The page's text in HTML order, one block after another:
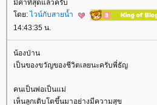
มีค่าที่สุดแล้วครับ
ดย: ไวน์กับสายน้ำ
14:43:35 น.
น้องป่าน
เป็นของขวัญของชีวิตเลยนะครับพี่ธัญ
คนเป็นพ่อเป็นแม่
เห็นลูกเติบโตขึ้นมาอย่างมีความสุข